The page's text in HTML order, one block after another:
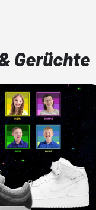
Gerüchte